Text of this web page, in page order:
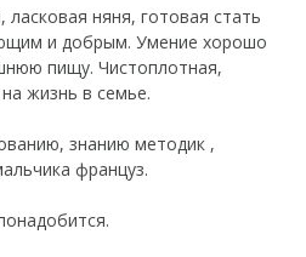
няня, готовая стать
и добрым. Умение хорошо
пищу. Чистоплотная,
жизнь в семье.
знанию методик ,
француз.